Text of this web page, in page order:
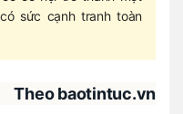
sức cạnh tranh toàn
Theo baotintuc.vn